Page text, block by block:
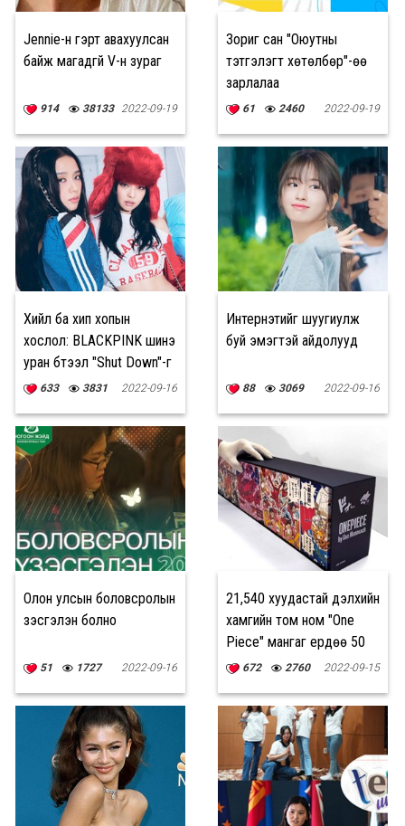
Jennie-н гэрт авахуулсан
байж магадгүй V-н зураг
914 38133 2022-09-19
Зориг сан "Оюутны
тэтгэлэгт хөтөлбөр"-өө
зарлалаа
61 2460 2022-09-19
Хийл ба хип хопын
хослол: BLACKPINK шинэ
уран бүтээл "Shut Down"-г
цацлаа
633 3831 2022-09-16
Интернэтийг шуугиулж
буй эмэгтэй айдолууд
88 3069 2022-09-16
Олон улсын боловсролын
үзэсгэлэн болно
51 1727 2022-09-16
21,540 хуудастай дэлхийн
хамгийн том ном "One
Piece" мангаг ердөө 50
ширхэг хэвлэнэ
672 2760 2022-09-15